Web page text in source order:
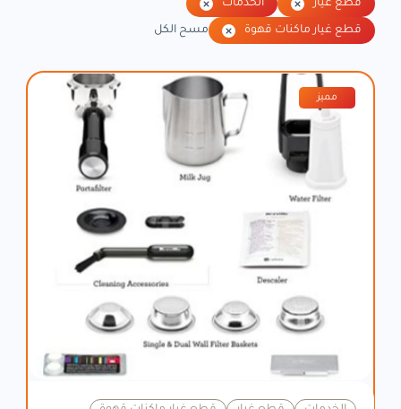
قطع غيار الخدمات
قطع غيار ماكنات قهوة مسح الكل
مميز